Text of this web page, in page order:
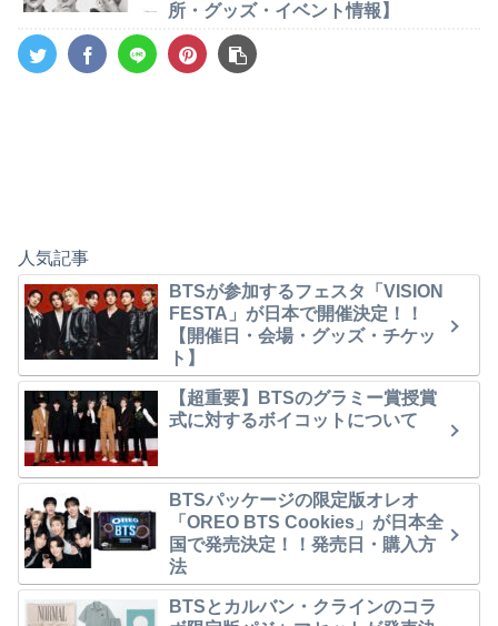
所・グッズ・イベント情報】
人気記事
BTSが参加するフェスタ「VISION
FESTA」が日本で開催決定！！
【開催日・会場・グッズ・チケッ
ト】
【超重要】BTSのグラミー賞授賞
式に対するボイコットについて
BTSパッケージの限定版オレオ
「OREO BTS Cookies」が日本全
国で発売決定！！発売日・購入方
法
BTSとカルバン・クラインのコラ